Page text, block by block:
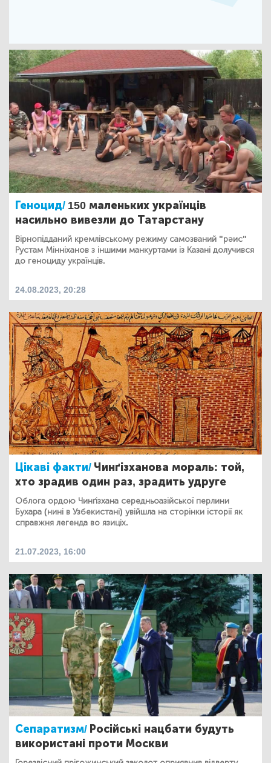
Геноцид/ 150 маленьких українців
насильно вивезли до Татарстану
Вірнопідданий кремлівському режиму самозваний "рәис"
Рустам Мінніханов з іншими манкуртами із Казані долучився
до геноциду українців.
24.08.2023, 20:28
Цікаві факти/ Чинґізханова мораль: той,
хто зрадив один раз, зрадить удруге
Облога ордою Чинґізхана середньоазійської перлини
Бухара (нині в Узбекистані) увійшла на сторінки історії як
справжня легенда во язиціх.
21.07.2023, 16:00
Сепаратизм/ Російські нацбати будуть
використані проти Москви